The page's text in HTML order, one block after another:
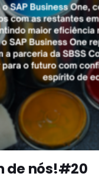
de nós!#20